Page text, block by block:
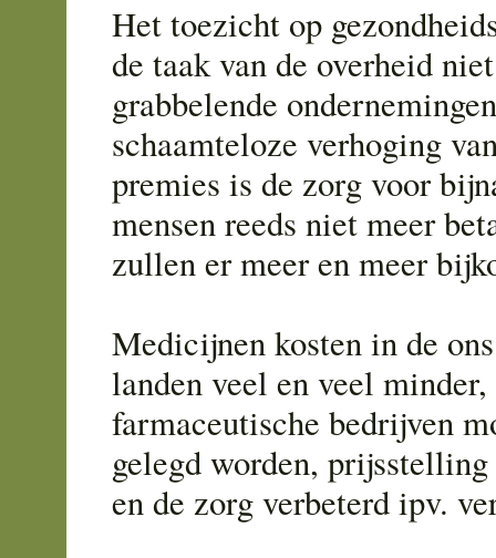
Het toezicht op
de taak van de overheid
grabbelende
schaamteloze verhoging
premies is de zorg voor
mensen reeds niet meer
zullen er meer en meer
Medicijnen kosten in de
landen veel en veel
farmaceutische bedrijven
gelegd worden, prijsstelling
en de zorg verbeterd ipv.